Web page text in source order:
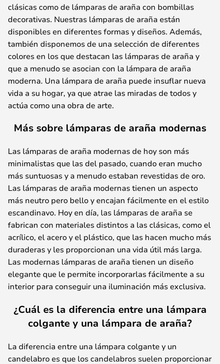
clásicas como de lámparas de araña con bombillas
decorativas. Nuestras lámparas de araña están
disponibles en diferentes formas y diseños. Además,
también disponemos de una selección de diferentes
colores en los que destacan las lámparas de araña y
que a menudo se asocian con la lámpara de araña
moderna. Una lámpara de araña puede insuflar nueva
vida a su hogar, ya que atrae las miradas de todos y
actúa como una obra de arte.
Más sobre lámparas de araña modernas
Las lámparas de araña modernas de hoy son más
minimalistas que las del pasado, cuando eran mucho
más suntuosas y a menudo estaban revestidas de oro.
Las lámparas de araña modernas tienen un aspecto
más neutro pero bello y encajan fácilmente en el estilo
escandinavo. Hoy en día, las lámparas de araña se
fabrican con materiales distintos a las clásicas, como el
acrílico, el acero y el plástico, que las hacen mucho más
duraderas y les proporcionan una vida útil más larga.
Las modernas lámparas de araña tienen un diseño
elegante que le permite incorporarlas fácilmente a su
interior para conseguir una iluminación más exclusiva.
¿Cuál es la diferencia entre una lámpara
colgante y una lámpara de araña?
La diferencia entre una lámpara colgante y un
candelabro es que los candelabros suelen proporcionar